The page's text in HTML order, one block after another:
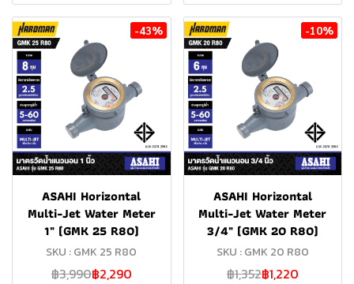
-43%
ASAHI Horizontal
Multi-Jet Water Meter
1" (GMK 25 R80)
SKU : GMK 25 R80
฿3,990฿2,290
-10%
ASAHI Horizontal
Multi-Jet Water Meter
3/4" (GMK 20 R80)
SKU : GMK 20 R80
฿1,352฿1,220